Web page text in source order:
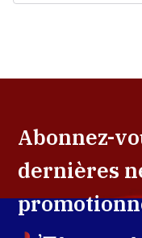
Abonnez-
dernières